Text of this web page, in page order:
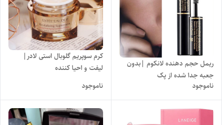
ریمل حجم دهنده لانکوم |بدون
جعبه جدا شده از پک
ناموجود
کرم سوپریم گلوبال استی لادر|
لیفت و احیا کننده
ناموجود